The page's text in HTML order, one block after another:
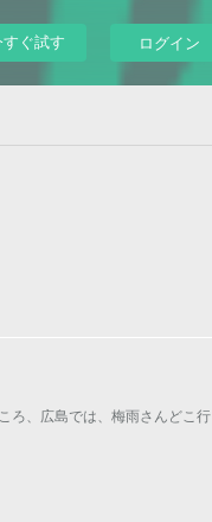
ぐ試す ログイン
ろ、広島では、梅雨さんどこ行